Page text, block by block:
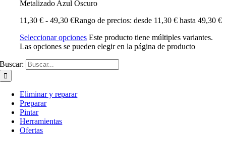
Metalizado Azul Oscuro
11,30€ - 49,30€Rango de precios: desde 11,30 € hasta 49,30 €
Seleccionar opciones Este producto tiene múltiples variantes.
Las opciones se pueden elegir en la página de producto
Buscar:
Eliminar y reparar
Preparar
Pintar
Herramientas
Ofertas